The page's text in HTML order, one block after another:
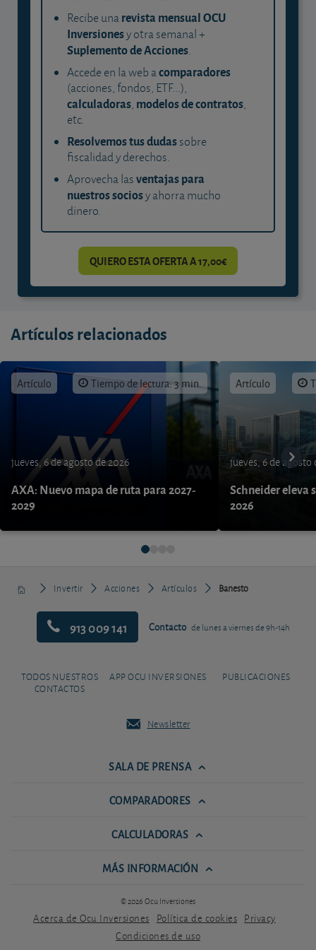
Recibe unarevista mensual OCU
Inversionesy otra semanal +
Suplemento de Acciones.
Accede en la web acomparadores
(acciones, fondos, ETF...),
calculadoras, modelos de contratos,
etc.
Resolvemos tus dudassobre
fiscalidad y derechos.
Aprovecha lasventajas para
nuestros sociosy ahorra mucho
dinero.
QUIERO ESTA OFERTA A 17,00€
Artículos relacionados
Artículo Tiempo de lectura: 3 min.
jueves, 6 de agosto de 2026
AXA: Nuevo mapa de ruta para 2027-
2029
Artículo
jueves, 6 de agosto
Schneider eleva
2026
Invertir Acciones Artículos Banesto
913 009 141 Contacto de lunes a viernes de 9h-14h
TODOS NUESTROS
CONTACTOS
APP OCU INVERSIONES PUBLICACIONES
Newsletter
SALA DE PRENSA
COMPARADORES
CALCULADORAS
MÁS INFORMACIÓN
© 2026 Ocu Inversiones
Acerca de Ocu Inversiones Política de cookies Privacy
Condiciones de uso